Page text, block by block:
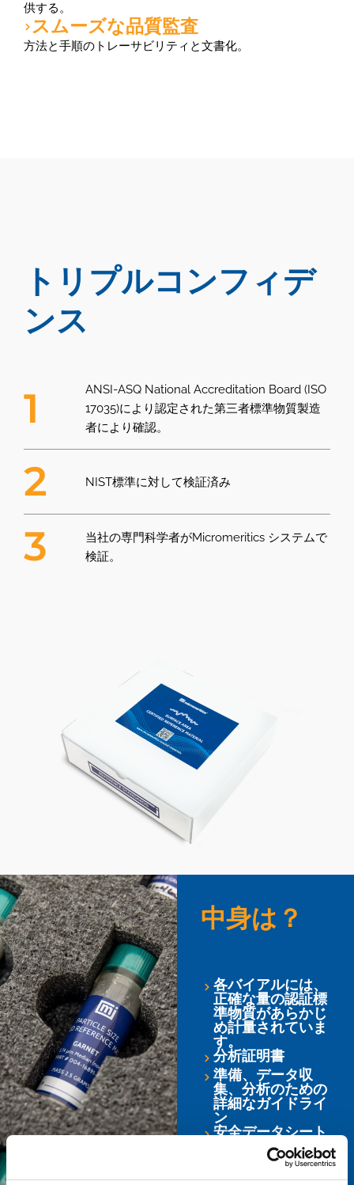
供する。
スムーズな品質監査
方法と手順のトレーサビリティと文書化。
トリプルコンフィデ
ンス
1
ANSI-ASQ National Accreditation Board (ISO
17035)により認定された第三者標準物質製造
者により確認。
2 NIST標準に対して検証済み
3
当社の専門科学者がMicromeritics システムで
検証。
中身は？
各バイアルには、
正確な量の認証標
準物質があらかじ
め計量されていま
す。
分析証明書
準備、データ収
集、分析のための
詳細なガイドライ
ン
安全データシート